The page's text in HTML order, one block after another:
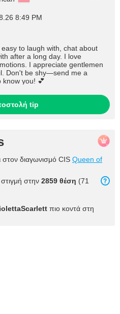
8:49 PM
to laugh with, chat about
after a long day. I love
I appreciate gentlemen
know you! 💕
tip
στον διαγωνισμό CIS Queen of
στην 2859 θέση (71
πιο κοντά στη